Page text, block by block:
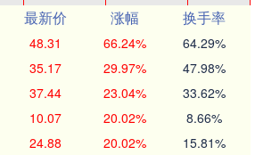
最新价 涨幅
换手率
48.31 66.24% 64.29%
35.17 29.97% 47.98%
37.44 23.04% 33.62%
10.07 20.02% 8.66%
24.88 20.02% 15.81%